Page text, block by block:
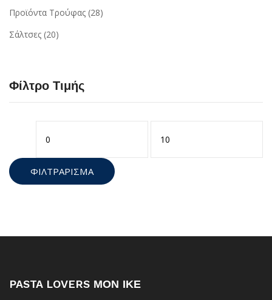
Προϊόντα Τρούφας (28)
Σάλτσες (20)
Φίλτρο Τιμής
ΦΙΛΤΡΆΡΙΣΜΑ
PASTA LOVERS ΜΟΝ ΙΚΕ